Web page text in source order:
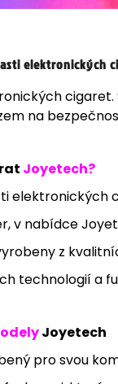
elektronických
na
Joyetech?
elektronických
v nabídce
z
technologií a
Joyetech
pro svou
16